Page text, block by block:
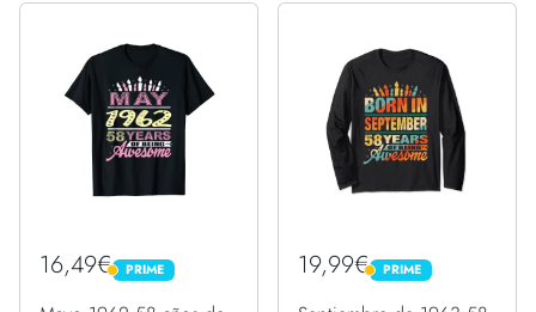
16,49€ PRIME
PRIME 19,99€ PRIME
PRIME